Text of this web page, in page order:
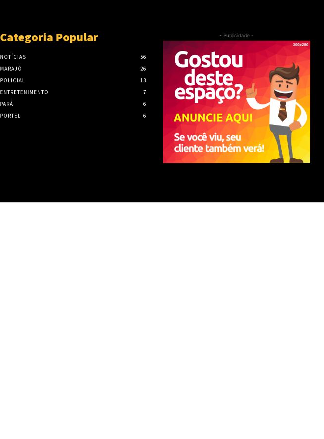
Categoria Popular
NOTÍCIAS
56
MARAJÓ
26
POLICIAL
13
ENTRETENIMENTO
7
PARÁ
6
PORTEL
6
- Publicidade -